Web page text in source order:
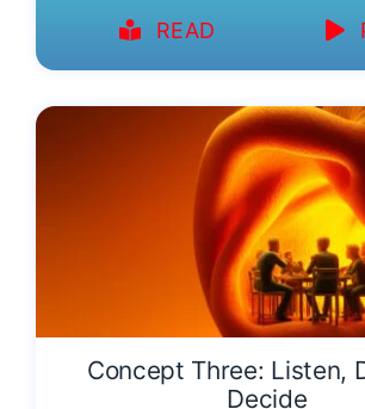
READ
Concept Three: Listen,
Decide